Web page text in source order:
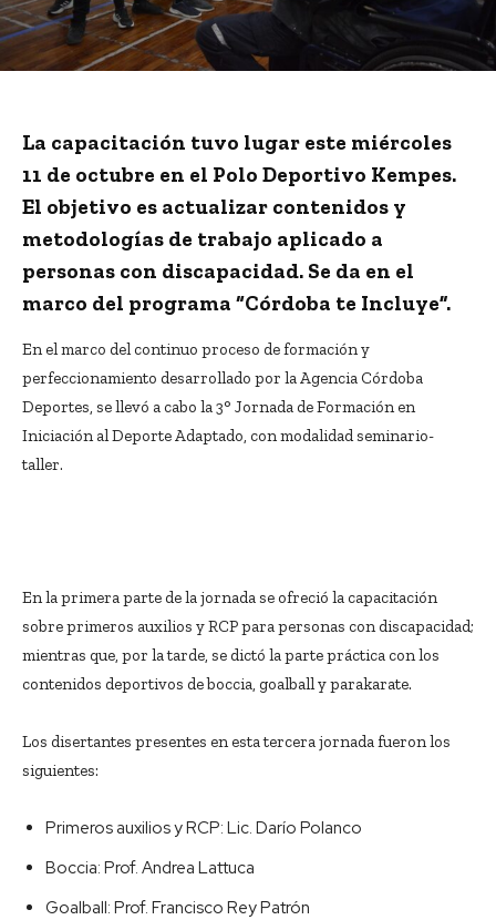
La capacitación tuvo lugar este miércoles
11 de octubre en el Polo Deportivo Kempes.
El objetivo es actualizar contenidos y
metodologías de trabajo aplicado a
personas con discapacidad. Se da en el
marco del programa “Córdoba te Incluye”.
En el marco del continuo proceso de formación y
perfeccionamiento desarrollado por la Agencia Córdoba
Deportes, se llevó a cabo la 3° Jornada de Formación en
Iniciación al Deporte Adaptado, con modalidad seminario-
taller.
En la primera parte de la jornada se ofreció la capacitación
sobre primeros auxilios y RCP para personas con discapacidad;
mientras que, por la tarde, se dictó la parte práctica con los
contenidos deportivos de boccia, goalball y parakarate.
Los disertantes presentes en esta tercera jornada fueron los
siguientes:
Primeros auxilios y RCP: Lic. Darío Polanco
Boccia: Prof. Andrea Lattuca
Goalball: Prof. Francisco Rey Patrón